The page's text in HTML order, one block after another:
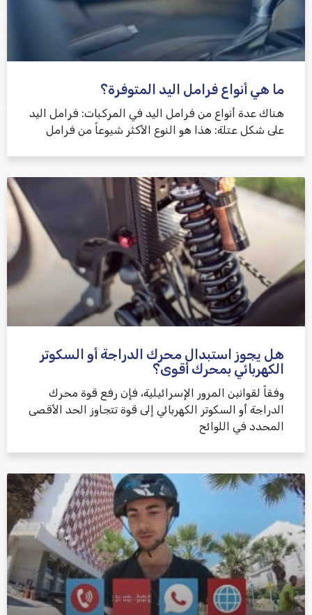
ما هي أنواع فرامل اليد المتوفرة؟
هناك عدة أنواع من فرامل اليد في المركبات: فرامل اليد
على شكل عتلة: هذا هو النوع الأكثر شيوعاً من فرامل
هل يجوز استبدال محرك الدراجة أو السكوتر
الكهربائي بمحرك أقوى؟
وفقاً لقوانين المرور الإسرائيلية، فإن رفع قوة محرك
الدراجة أو السكوتر الكهربائي إلى قوة تتجاوز الحد الأقصى
المحدد في اللوائح